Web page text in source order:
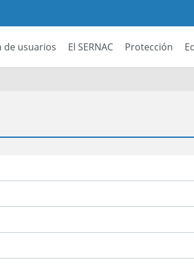
de usuarios El SERNAC Protección